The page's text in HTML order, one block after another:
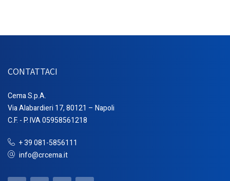
CONTATTACI
Cema S.p.A.
Via Alabardieri 17, 80121 – Napoli
C.F. - P. IVA 05958561218
+ 39 081-5856111
info@crcema.it